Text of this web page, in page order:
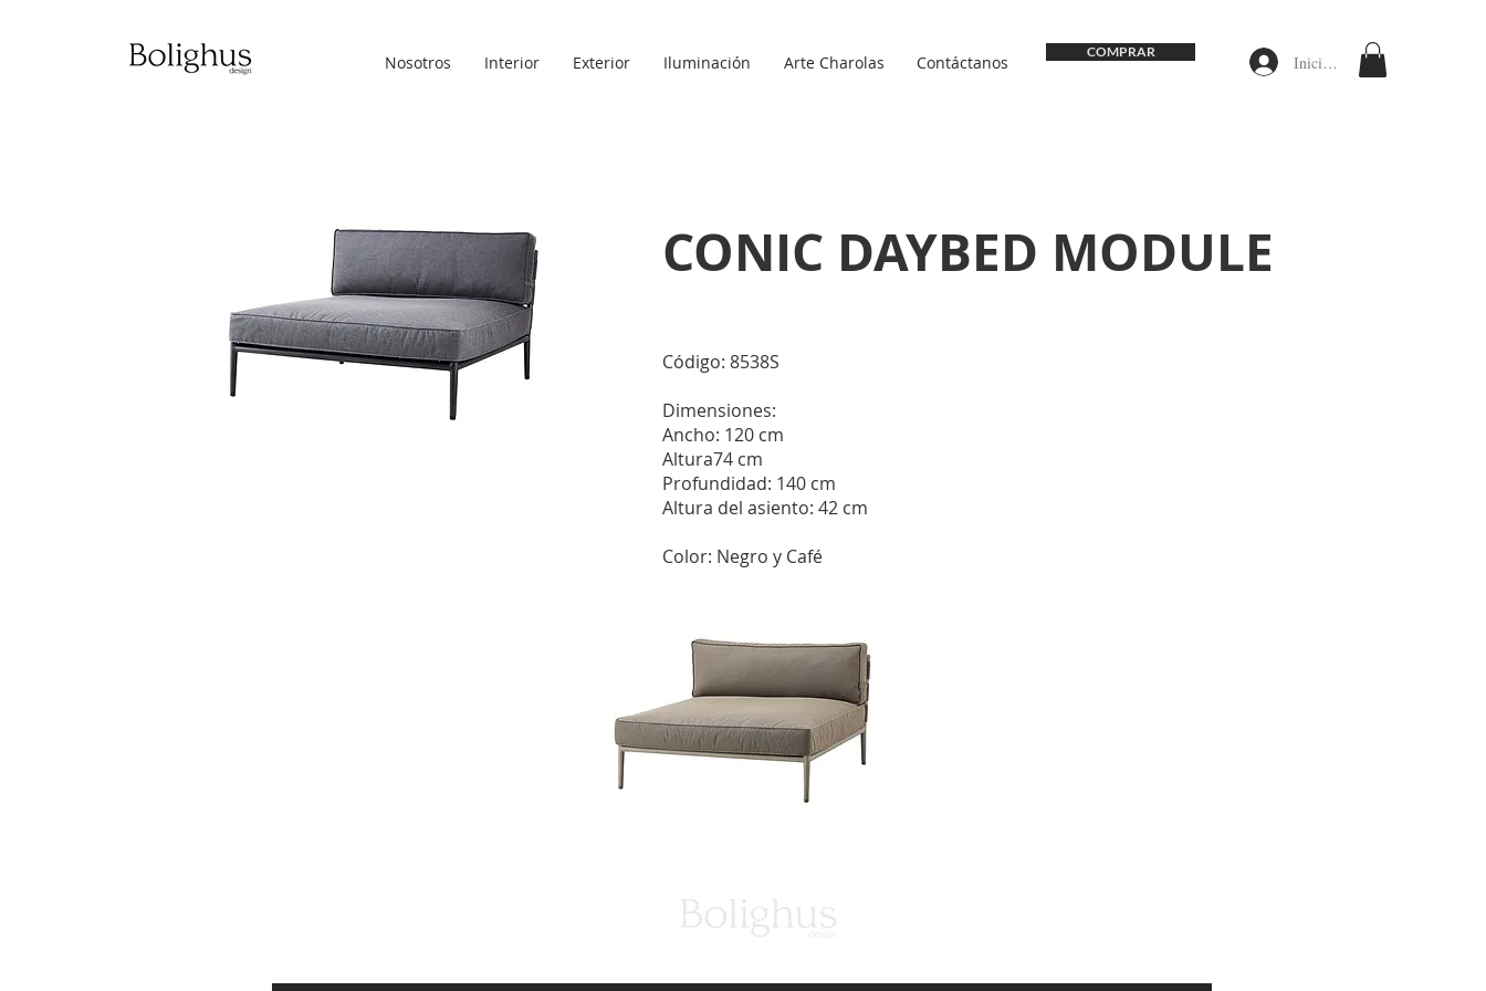
Nosotros Interior Exterior Iluminación Arte Charolas Contáctanos
COMPRAR Iniciar sesión
CONIC DAYBED MODULE
Código: 8538S
Dimensiones:
Ancho: 120 cm
Altura74 cm
Profundidad: 140 cm
Altura del asiento: 42 cm
Color: Negro y Café